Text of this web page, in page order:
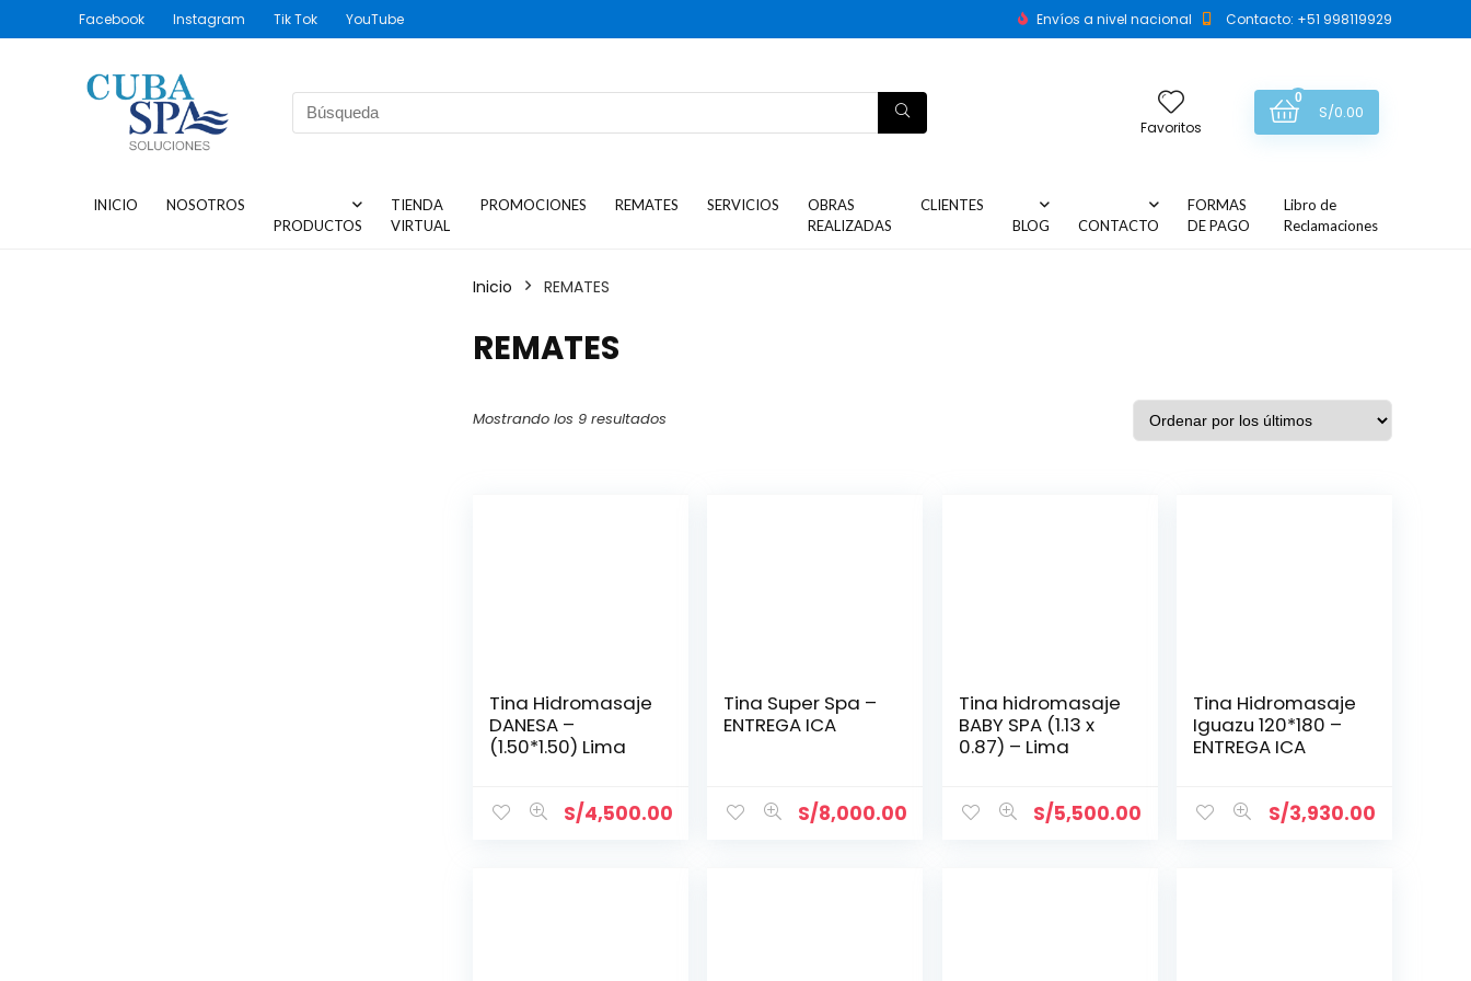
Facebook Instagram Tik Tok YouTube Envíos a nivel nacional Contacto: +51 998119929
Favoritos
0
S/0.00
INICIO
NOSOTROS
PRODUCTOS
TIENDA
VIRTUAL
PROMOCIONES REMATES SERVICIOS
OBRAS
REALIZADAS
CLIENTES
BLOG
CONTACTO
FORMAS
DE PAGO
Libro de
Reclamaciones
Inicio REMATES
REMATES
Mostrando los 9 resultados Ordenar por los últimos
Tina Hidromasaje
DANESA –
(1.50*1.50) Lima
S/4,500.00
Tina Super Spa –
ENTREGA ICA
S/8,000.00
Tina hidromasaje
BABY SPA (1.13 x
0.87) – Lima
S/5,500.00
Tina Hidromasaje
Iguazu 120*180 –
ENTREGA ICA
S/3,930.00